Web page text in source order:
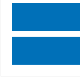
Min. /